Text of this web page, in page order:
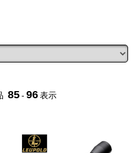
85 - 96 表示